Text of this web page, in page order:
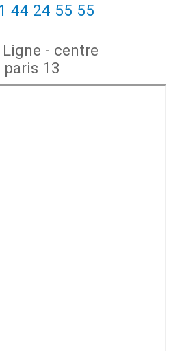
44 24 55 55
Ligne - centre
13